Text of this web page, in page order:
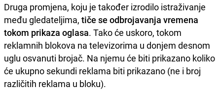
Druga promjena, koju je također izrodilo istraživanje
među gledateljima, tiče se odbrojavanja vremena
tokom prikaza oglasa. Tako će uskoro, tokom
reklamnih blokova na televizorima u donjem desnom
uglu osvanuti brojač. Na njemu će biti prikazano koliko
će ukupno sekundi reklama biti prikazano (ne i broj
različitih reklama u bloku).